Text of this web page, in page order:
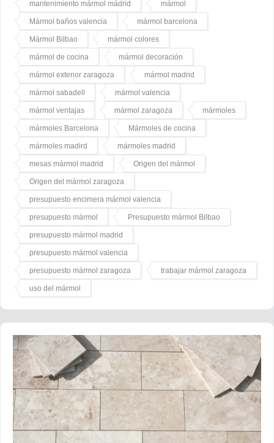
mantenimiento mármol mádrid mármol
Mármol baños valencia mármol barcelona
Mármol Bilbao mármol colores
mármol de cocina mármol decoración
mármol exterior zaragoza mármol madrid
mármol sabadell mármol valencia
mármol ventajas mármol zaragoza mármoles
mármoles Barcelona Mármoles de cocina
mármoles madird mármoles madrid
mesas mármol madrid Origen del mármol
Origen del mármol zaragoza
presupuesto encimera mármol valencia
presupuesto mármol Presupuesto mármol Bilbao
presupuesto mármol madrid
presupuesto mármol valencia
presupuesto mármol zaragoza trabajar mármol zaragoza
uso del mármol